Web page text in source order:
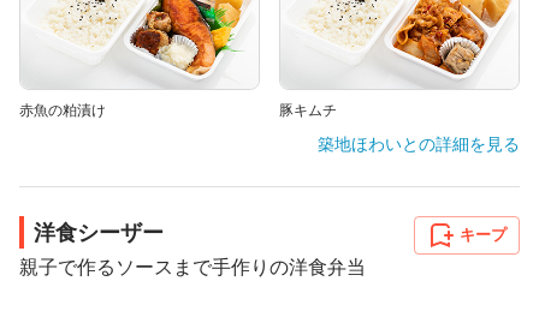
赤魚の粕漬け 豚キムチ
築地ほわいとの詳細を見る
洋食シーザー
親子で作るソースまで手作りの洋食弁当
キープ